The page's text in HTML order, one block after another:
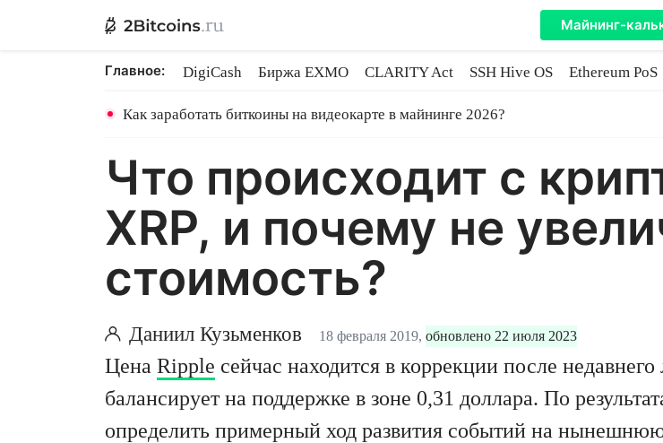
Майнинг-
Главное: DigiCash Биржа EXMO CLARITY Act SSH Hive OS Ethereum PoS
Как заработать биткоины на видеокарте в майнинге 2026?
Что происходит с
XRP, и почему не
стоимость?
Даниил Кузьменков 18 февраля 2019, обновлено 22 июля 2023
Цена Ripple сейчас находится в коррекции после
балансирует на поддержке в зоне 0,31 доллара. По
определить примерный ход развития событий на